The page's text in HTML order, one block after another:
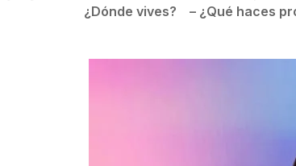
¿Dónde vives? – ¿Qué haces